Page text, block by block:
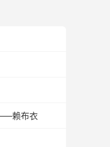
赖布衣